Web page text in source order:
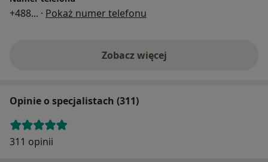
+488... · Pokaż numer telefonu
Zobacz więcej
Opinie o specjalistach (311)
311 opinii